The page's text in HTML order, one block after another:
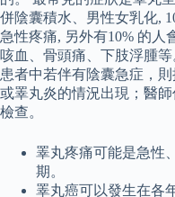
併陰囊積水、男性女乳化,
急性疼痛, 另外有10% 的人
咳血、骨頭痛、下肢浮腫
患者中若伴有陰囊急症，
或睪丸炎的情況出現；醫
檢查。
睪丸疼痛可能是急性
期。
睪丸癌可以發生在各